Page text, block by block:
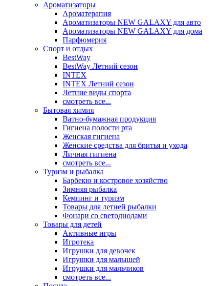
Ароматизаторы
Ароматерапия
Ароматизаторы NEW GALAXY для авто
Ароматизаторы NEW GALAXY для дома
Парфюмерия
Спорт и отдых
BestWay
BestWay Летний сезон
INTEX
INTEX Летний сезон
Летние виды спорта
смотреть все...
Бытовая химия
Ватно-бумажная продукция
Гигиена полости рта
Женская гигиена
Женские средства для бритья и ухода
Личная гигиена
смотреть все...
Туризм и рыбалка
Барбекю и костровое хозяйство
Зимняя рыбалка
Кемпинг и туризм
Товары для летней рыбалки
Фонари со светодиодами
Товары для детей
Активные игры
Игротека
Игрушки для девочек
Игрушки для малышей
Игрушки для мальчиков
смотреть все...